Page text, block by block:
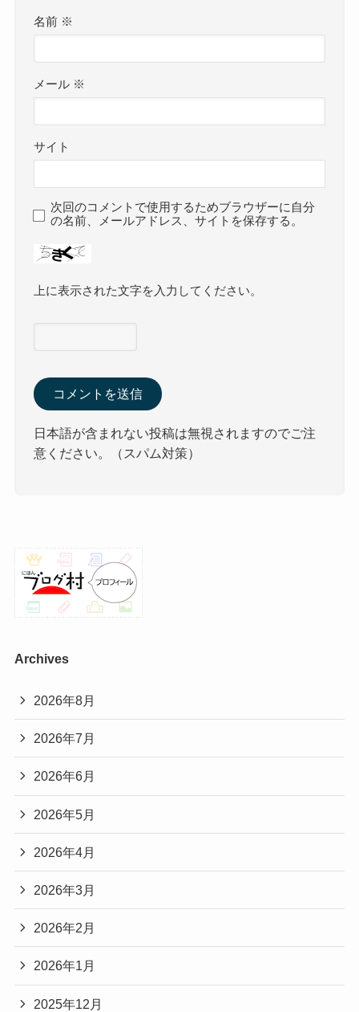
名前 ※
メール ※
サイト
次回のコメントで使用するためブラウザーに自分
の名前、メールアドレス、サイトを保存する。
上に表示された文字を入力してください。
日本語が含まれない投稿は無視されますのでご注
意ください。（スパム対策）
Archives
2026年8月
2026年7月
2026年6月
2026年5月
2026年4月
2026年3月
2026年2月
2026年1月
2025年12月